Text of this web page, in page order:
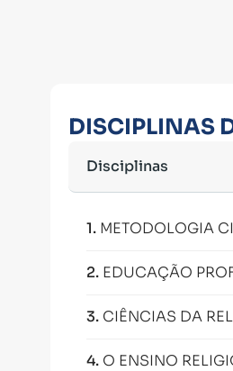
DISCIPLINAS
Disciplinas
1. METODOLOGIA
2. EDUCAÇÃO
3. CIÊNCIAS DA
4. O ENSINO